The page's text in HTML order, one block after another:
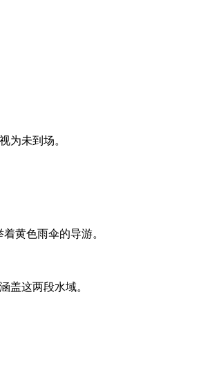
为未到场。
黄色雨伞的导游。
盖这两段水域。